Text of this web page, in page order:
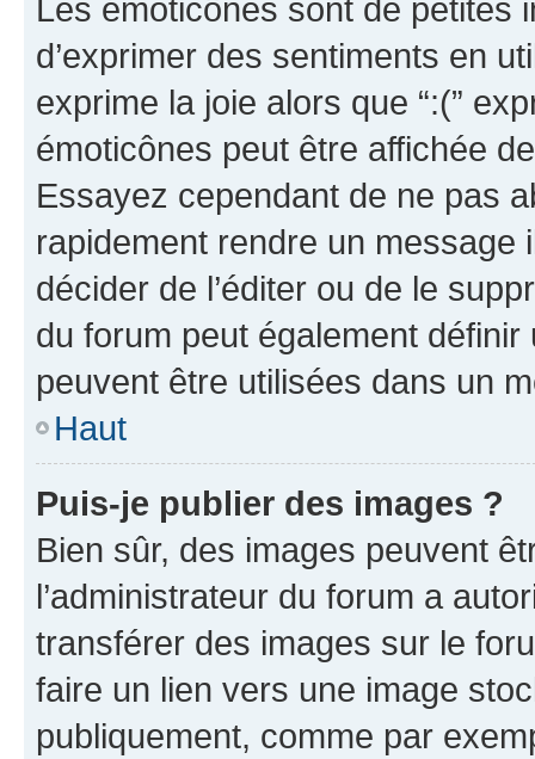
Les émoticônes sont de petites
d’exprimer des sentiments en
exprime la joie alors que “:(”
émoticônes peut être affichée
Essayez cependant de ne pas
rapidement rendre un message
décider de l’éditer ou de le
du forum peut également définir
peuvent être utilisées dans un
Haut
Puis-je publier des images ?
Bien sûr, des images peuvent
l’administrateur du forum a
transférer des images sur le
faire un lien vers une image
publiquement, comme par